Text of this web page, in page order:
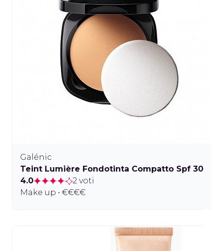
Galénic
Teint Lumière Fondotinta Compatto Spf 30
4.0
2 voti
Make up • €€€€